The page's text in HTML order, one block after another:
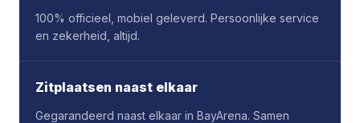
100% officieel, mobiel geleverd. Persoonlijke service
en zekerheid, altijd.
Zitplaatsen naast elkaar
Gegarandeerd naast elkaar in BayArena. Samen